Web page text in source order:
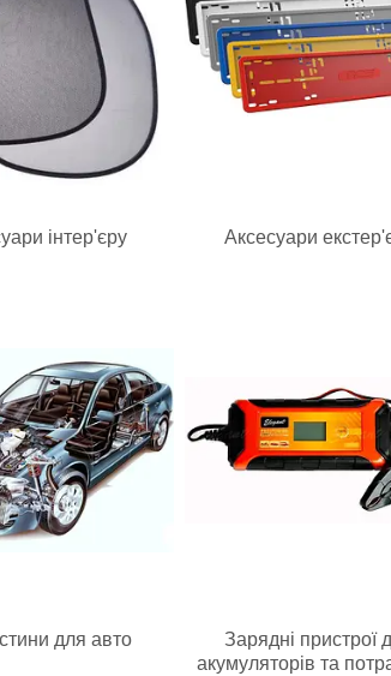
інтер'єру Аксесуари
для авто
Зарядні пристрої
акумуляторів та